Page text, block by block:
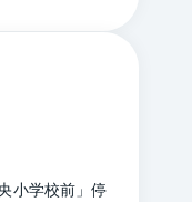
小学校前」停